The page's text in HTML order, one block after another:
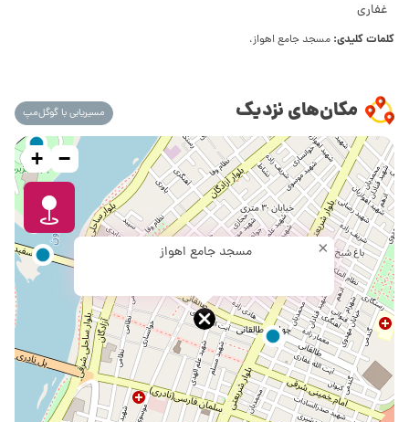
غفاری
کلمات کلیدی: مسجد جامع اهواز،
مکان‌های نزدیک مسیریابی با گوگل‌مپ
مسجد جامع اهواز ×
+ −